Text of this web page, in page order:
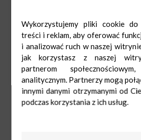
Oferta gastronomiczna CH Bielawy obejmuje
Sowa, bar SAJ-GON z potrawami kuchni
Smak&Wag z daniami na wagę.
Wykorzystujemy pliki cookie do
treści i reklam, aby oferować
i analizować ruch w naszej
jak korzystasz z naszej
partnerom
analitycznym. Partnerzy mogą
innymi danymi otrzymanymi od
podczas korzystania z ich usług.